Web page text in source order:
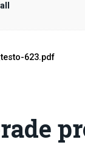
623.pdf